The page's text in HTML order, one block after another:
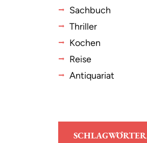
Sachbuch
Thriller
Kochen
Reise
Antiquariat
SCHLAGWÖRTER